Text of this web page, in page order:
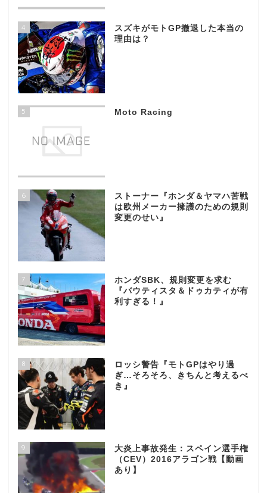
4
スズキがモトGP撤退した本当の
理由は？
5 Moto Racing
6
ストーナー『ホンダ＆ヤマハ苦戦
は欧州メーカー擁護のための規則
変更のせい』
7
ホンダSBK、規則変更を求む
『バウティスタ＆ドゥカティが有
利すぎる！』
8
ロッシ警告『モトGPはやり過
ぎ…そろそろ、きちんと考えるべ
き』
9
大炎上事故発生：スペイン選手権
（CEV）2016アラゴン戦【動画
あり】